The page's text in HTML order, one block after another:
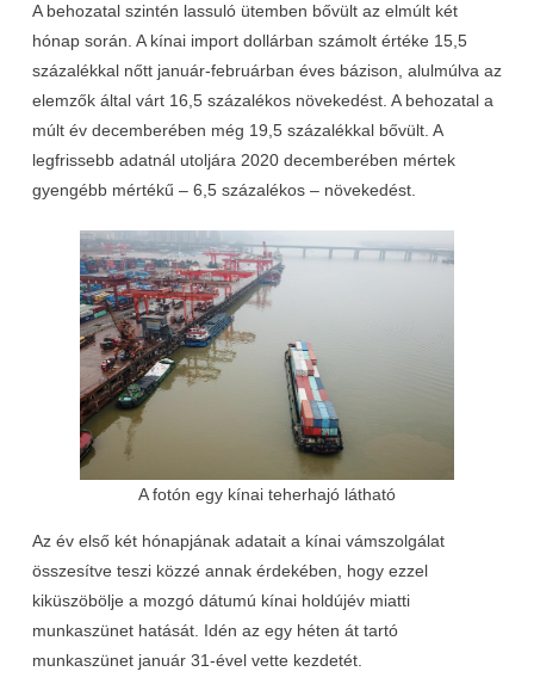
A behozatal szintén lassuló ütemben bővült az elmúlt két
hónap során. A kínai import dollárban számolt értéke 15,5
százalékkal nőtt január-februárban éves bázison, alulmúlva az
elemzők által várt 16,5 százalékos növekedést. A behozatal a
múlt év decemberében még 19,5 százalékkal bővült. A
legfrissebb adatnál utoljára 2020 decemberében mértek
gyengébb mértékű – 6,5 százalékos – növekedést.
A fotón egy kínai teherhajó látható
Az év első két hónapjának adatait a kínai vámszolgálat
összesítve teszi közzé annak érdekében, hogy ezzel
kiküszöbölje a mozgó dátumú kínai holdújév miatti
munkaszünet hatását. Idén az egy héten át tartó
munkaszünet január 31-ével vette kezdetét.